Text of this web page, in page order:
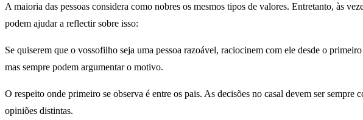
A maioria das pessoas considera como nobres os mesmos tipos de valores. Entretanto, às
podem ajudar a reflectir sobre isso:
Se quiserem que o vossofilho seja uma pessoa razoável, raciocinem com ele desde o
mas sempre podem argumentar o motivo.
O respeito onde primeiro se observa é entre os pais. As decisões no casal devem ser
opiniões distintas.